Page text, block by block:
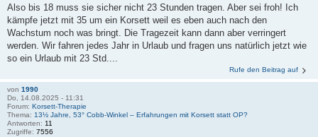
Also bis 18 muss sie sicher nicht 23 Stunden tragen. Aber sei froh! Ich
kämpfe jetzt mit 35 um ein Korsett weil es eben auch nach den
Wachstum noch was bringt. Die Tragezeit kann dann aber verringert
werden. Wir fahren jedes Jahr in Urlaub und fragen uns natürlich jetzt wie
so ein Urlaub mit 23 Std....
Rufe den Beitrag auf
von 1990
Do, 14.08.2025 - 11:31
Forum: Korsett-Therapie
Thema: 13½ Jahre, 53° Cobb-Winkel – Erfahrungen mit Korsett statt OP?
Antworten: 11
Zugriffe: 7556